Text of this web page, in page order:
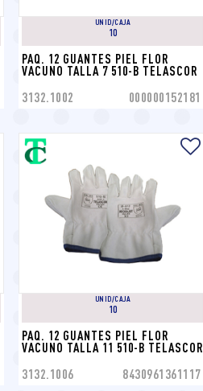
UNID/CAJA
10
PAQ. 12 GUANTES PIEL FLOR
VACUNO TALLA 7 510-B TELASCOR
3132.1002 000000152181
UNID/CAJA
10
PAQ. 12 GUANTES PIEL FLOR
VACUNO TALLA 11 510-B TELASCOR
3132.1006 8430961361117